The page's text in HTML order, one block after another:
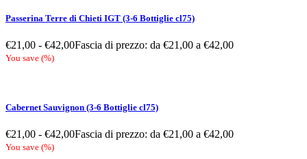
Passerina Terre di Chieti IGT (3-6 Bottiglie cl75)
€21,00 - €42,00Fascia di prezzo: da €21,00 a €42,00
You save (%)
Cabernet Sauvignon (3-6 Bottiglie cl75)
€21,00 - €42,00Fascia di prezzo: da €21,00 a €42,00
You save (%)